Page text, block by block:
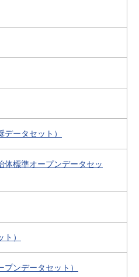
ータセット）
体標準オープンデータセッ
）
ンデータセット）